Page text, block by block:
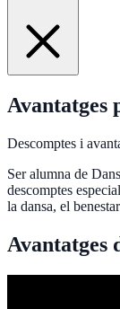
Avantatges
Descomptes i
Ser alumna de
descomptes
la dansa, el
Avantatges